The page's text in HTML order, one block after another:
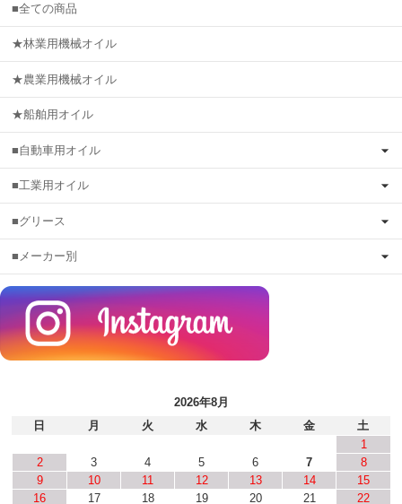
■全ての商品
★林業用機械オイル
★農業用機械オイル
★船舶用オイル
■自動車用オイル
■工業用オイル
■グリース
■メーカー別
2026年8月
日
月 火 水 木 金
土
1
2
3 4 5 6 7
8
9
10 11 12 13 14
15
16
17 18 19 20 21
22